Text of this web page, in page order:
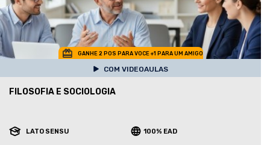
GANHE 2 POS PARA VOCE +1 PARA UM AMIGO
COM VIDEOAULAS
FILOSOFIA E SOCIOLOGIA
LATO SENSU 100% EAD